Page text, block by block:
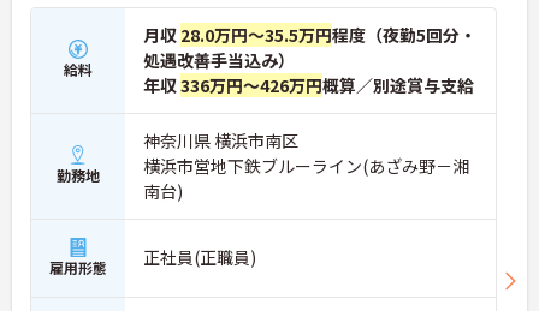
給料
月収 28.0万円～35.5万円程度（夜勤5回分・
処遇改善手当込み）
年収336万円～426万円概算／別途賞与支給
勤務地
神奈川県 横浜市南区
横浜市営地下鉄ブルーライン(あざみ野－湘
南台)
雇用形態 正社員(正職員)